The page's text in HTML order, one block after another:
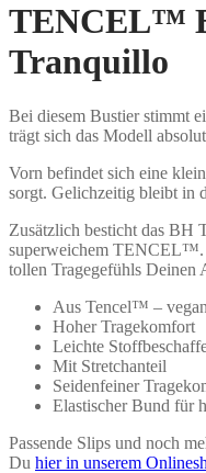
TENCEL™
Tranquillo
Bei diesem Bustier stimmt
trägt sich das Modell
Vorn befindet sich eine
sorgt. Gelichzeitig bleibt in
Zusätzlich besticht das BH
superweichem TENCEL™.
tollen Tragegefühls Deinen
Aus Tencel™ –
Hoher Tragekomfort
Leichte
Mit Stretchanteil
Seidenfeiner
Elastischer Bund für
Passende Slips und noch
Du hier in unserem